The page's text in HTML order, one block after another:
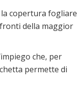
copertura fogliare
della maggior
che, per
permette di